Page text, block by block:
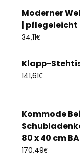
Moderner
|
34,11€
Klapp-
141,61€
Kommode
80 x 40 cm
170,49€